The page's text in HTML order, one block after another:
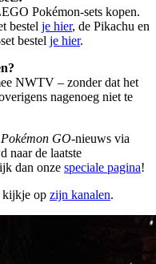
Pokémon-sets kopen.
bestel je hier, de Pikachu en
bestel je hier.
NWTV – zonder dat het
nagenoeg niet te
Pokémon GO-nieuws via
naar de laatste
dan onze speciale pagina!
kijkje op zijn kanalen.